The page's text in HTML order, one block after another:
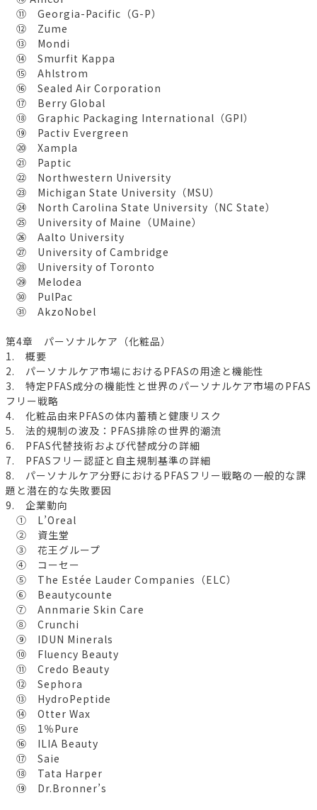
⑪ Georgia-Pacific（G-P）
⑫ Zume
⑬ Mondi
⑭ Smurfit Kappa
⑮ Ahlstrom
⑯ Sealed Air Corporation
⑰ Berry Global
⑱ Graphic Packaging International（GPI）
⑲ Pactiv Evergreen
⑳ Xampla
㉑ Paptic
㉒ Northwestern University
㉓ Michigan State University（MSU）
㉔ North Carolina State University（NC State）
㉕ University of Maine（UMaine）
㉖ Aalto University
㉗ University of Cambridge
㉘ University of Toronto
㉙ Melodea
㉚ PulPac
㉛ AkzoNobel
第4章 パーソナルケア（化粧品）
1. 概要
2. パーソナルケア市場におけるPFASの用途と機能性
3. 特定PFAS成分の機能性と世界のパーソナルケア市場のPFAS
フリー戦略
4. 化粧品由来PFASの体内蓄積と健康リスク
5. 法的規制の波及：PFAS排除の世界的潮流
6. PFAS代替技術および代替成分の詳細
7. PFASフリー認証と自主規制基準の詳細
8. パーソナルケア分野におけるPFASフリー戦略の一般的な課
題と潜在的な失敗要因
9. 企業動向
① L’Oreal
② 資生堂
③ 花王グループ
④ コーセー
⑤ The Estée Lauder Companies（ELC）
⑥ Beautycounte
⑦ Annmarie Skin Care
⑧ Crunchi
⑨ IDUN Minerals
⑩ Fluency Beauty
⑪ Credo Beauty
⑫ Sephora
⑬ HydroPeptide
⑭ Otter Wax
⑮ 1％Pure
⑯ ILIA Beauty
⑰ Saie
⑱ Tata Harper
⑲ Dr.Bronner’s